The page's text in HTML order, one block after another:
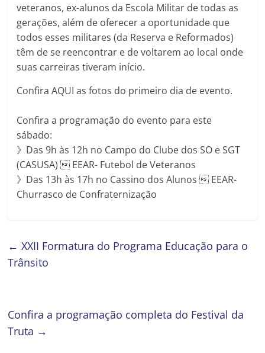
veteranos, ex-alunos da Escola Militar de todas as
gerações, além de oferecer a oportunidade que
todos esses militares (da Reserva e Reformados)
têm de se reencontrar e de voltarem ao local onde
suas carreiras tiveram início.
Confira AQUI as fotos do primeiro dia de evento.
Confira a programação do evento para este
sábado:
》Das 9h às 12h no Campo do Clube dos SO e SGT
(CASUSA)  EEAR- Futebol de Veteranos
》Das 13h às 17h no Cassino dos Alunos  EEAR-
Churrasco de Confraternização
← XXII Formatura do Programa Educação para o
Trânsito
Confira a programação completa do Festival da
Truta →